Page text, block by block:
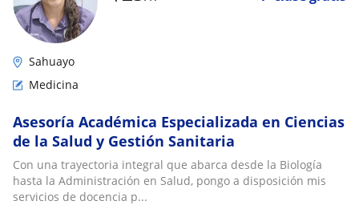
Sahuayo
Medicina
Asesoría Académica Especializada en Ciencias
de la Salud y Gestión Sanitaria
Con una trayectoria integral que abarca desde la Biología
hasta la Administración en Salud, pongo a disposición mis
servicios de docencia p...